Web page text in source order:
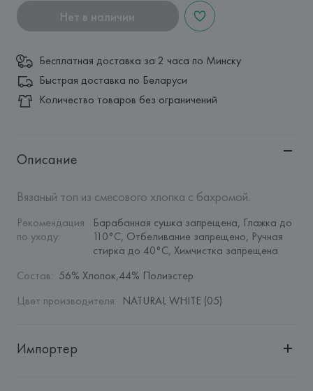
Нет в наличии
Бесплатная доставка за 2 часа по Минску
Быстрая доставка по Беларуси
Количество товаров без ограничений
Описание
Вязаный топ из смесового хлопка с бахромой.
Рекомендация
по уходу:
Барабанная сушка запрещена, Глажка до
110°C, Отбеливание запрещено, Ручная
стирка до 40°C, Химчистка запрещена
Состав: 56% Хлопок,44% Полиэстер
Цвет производителя: NATURAL WHITE (05)
Импортер